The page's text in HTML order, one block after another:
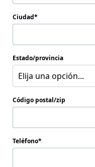
Ciudad
Estado/provincia
Elija una opción...
Código postal/zip
Teléfono